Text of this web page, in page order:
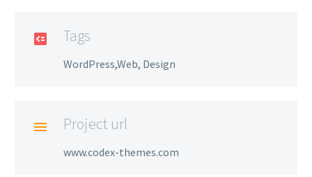
 Tags
WordPress,Web, Design
 Project url
www.codex-themes.com